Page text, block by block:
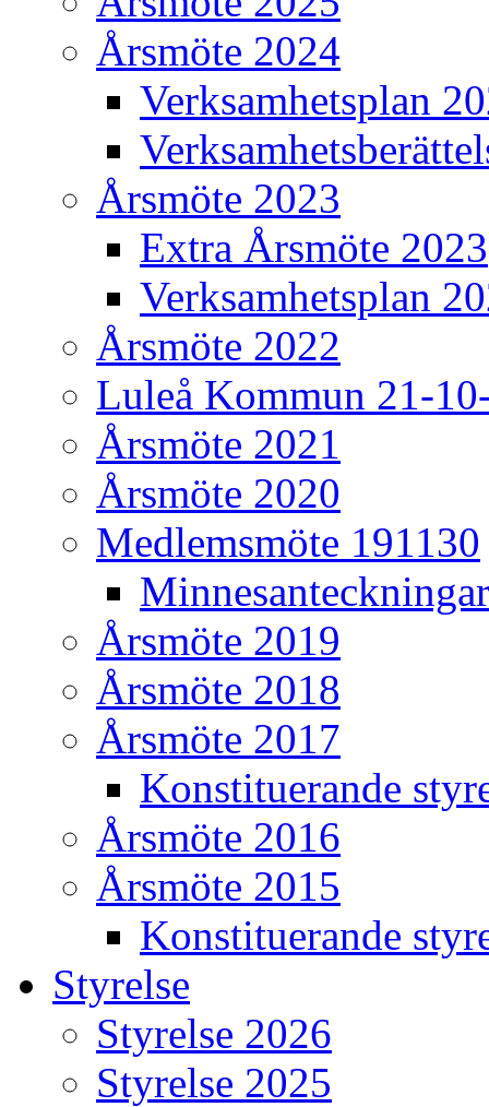
Årsmöte 2024
Verksamhetsplan
Årsmöte 2023
Extra Årsmöte 2023
Verksamhetsplan
Årsmöte 2022
Luleå Kommun 21-
Årsmöte 2021
Årsmöte 2020
Medlemsmöte 191130
Minnesanteckningar
Årsmöte 2019
Årsmöte 2018
Årsmöte 2017
Konstituerande
Årsmöte 2016
Årsmöte 2015
Konstituerande
Styrelse
Styrelse 2026
Styrelse 2025